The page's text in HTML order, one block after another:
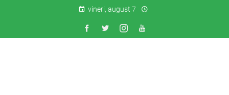
vineri, august 7